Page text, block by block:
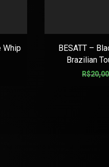
Whip
BESATT –
Brazilian
R$20,00